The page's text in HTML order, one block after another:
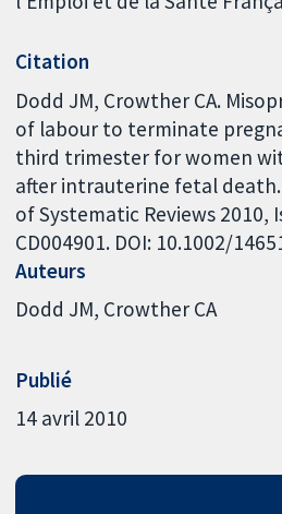
Citation
Dodd JM, Crowther CA.
of labour to terminate
third trimester for women
after intrauterine fetal
of Systematic Reviews 2010,
CD004901. DOI: 10.1002/
Auteurs
Dodd JM Crowther CA
Publié
14 avril 2010